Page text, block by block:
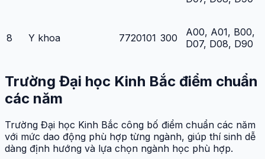
8 Y khoa 7720101 300
A00, A01, B00,
D07, D08, D90
Trường Đại học Kinh Bắc điểm chuẩn
các năm
Trường Đại học Kinh Bắc công bố điểm chuẩn các năm
với mức dao động phù hợp từng ngành, giúp thí sinh dễ
dàng định hướng và lựa chọn ngành học phù hợp.